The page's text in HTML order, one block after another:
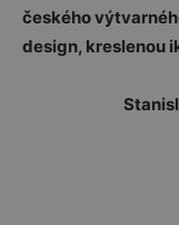
českého
design, kreslenou